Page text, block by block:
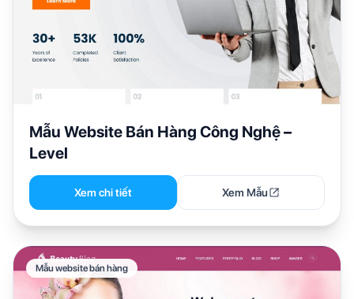
Mẫu Website Bán Hàng Công Nghệ –
Level
Xem chi tiết Xem Mẫu
Mẫu website bán hàng